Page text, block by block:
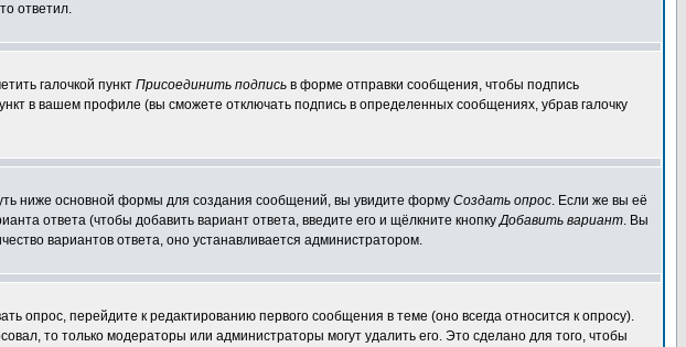
ответил.
галочкой пункт Присоединить подпись в форме отправки сообщения, чтобы подпись
в вашем профиле (вы сможете отключать подпись в определенных сообщениях, убрав галочку
ниже основной формы для создания сообщений, вы увидите форму Создать опрос. Если же вы её
ответа (чтобы добавить вариант ответа, введите его и щёлкните кнопкуДобавить вариант. Вы
вариантов ответа, оно устанавливается администратором.
опрос, перейдите к редактированию первого сообщения в теме (оно всегда относится к опросу).
то только модераторы или администраторы могут удалить его. Это сделано для того, чтобы